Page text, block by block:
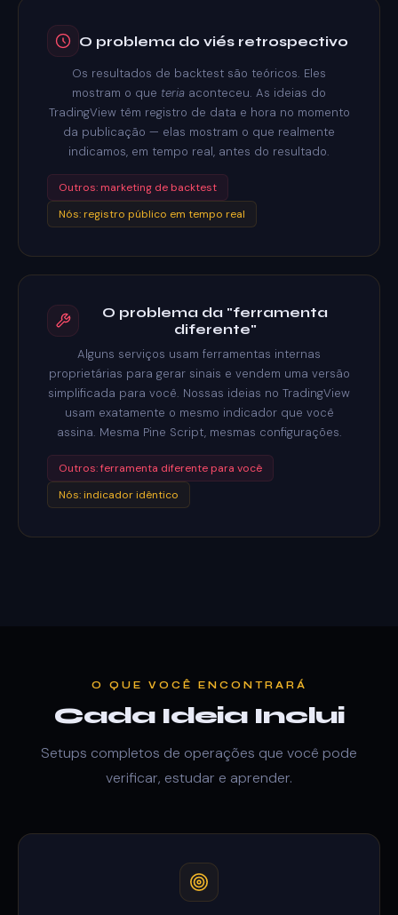
O problema do viés retrospectivo
Os resultados de backtest são teóricos. Eles
mostram o que teria aconteceu. As ideias do
TradingView têm registro de data e hora no momento
da publicação — elas mostram o que realmente
indicamos, em tempo real, antes do resultado.
Outros: marketing de backtest
Nós: registro público em tempo real
O problema da "ferramenta
diferente"
Alguns serviços usam ferramentas internas
proprietárias para gerar sinais e vendem uma versão
simplificada para você. Nossas ideias no TradingView
usam exatamente o mesmo indicador que você
assina. Mesma Pine Script, mesmas configurações.
Outros: ferramenta diferente para você
Nós: indicador idêntico
O QUE VOCÊ ENCONTRARÁ
Cada Ideia Inclui
Setups completos de operações que você pode
verificar, estudar e aprender.